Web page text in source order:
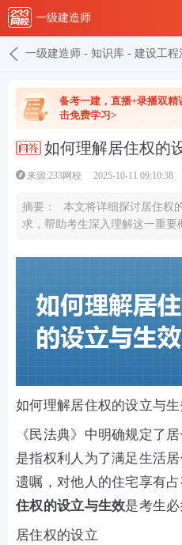
一级建造师
一级建造师 - 知识库 - 建设工程
备考一建，直播+录播双
击免费学习>
如何理解居住权的
来源:233网校 2025-10-11 09:10:38
摘要：
本文将详细探讨居住权
求，帮助考生深入理解这一重要
如何理解居住权的设立与生
《民法典》中明确规定了
是指权利人为了满足生活
遗嘱，对他人的住宅享有占
住权的设立与生效是考生必
居住权的设立